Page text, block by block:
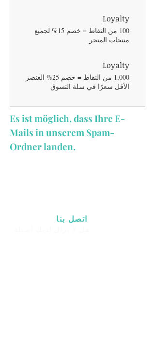
Loyalty
100 من النقاط = خصم 15% لجميع
منتجات المتجر
Loyalty
1,000 من النقاط = خصم 25% العنصر
الأقل سعرًا في سلة التسوق
Es ist möglich, dass Ihre E-
Mails in unserem Spam-
Ordner landen.
اتصل بنا